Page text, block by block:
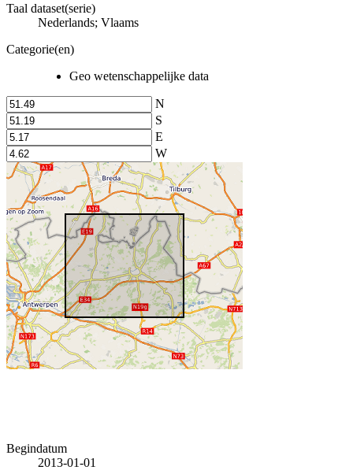
Taal dataset(serie)
Nederlands; Vlaams
Categorie(en)
Geo wetenschappelijke data
N
S
E
W
Begindatum
2013-01-01